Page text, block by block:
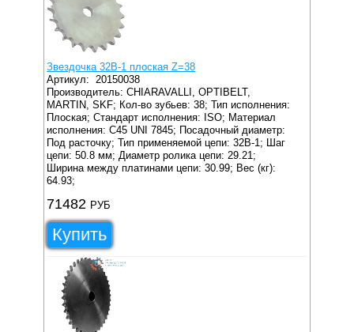
Звездочка 32B-1 плоская Z=38
Артикул: 20150038
Производитель: CHIARAVALLI, OPTIBELT,
MARTIN, SKF; Кол-во зубьев: 38; Тип исполнения:
Плоская; Стандарт исполнения: ISO; Материал
исполнения: C45 UNI 7845; Посадочный диаметр:
Под расточку; Тип применяемой цепи: 32B-1;
Шаг
цепи: 50.8 мм; Диаметр ролика цепи: 29.21;
Ширина между платинами цепи: 30.99; Вес (кг):
64.93;
71482 РУБ
Купить